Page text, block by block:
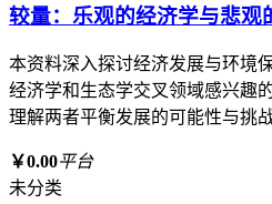
较量：乐观的经济学与悲观
本资料深入探讨经济发展与环境
经济学和生态学交叉领域感兴趣
理解两者平衡发展的可能性与挑
￥0.00平台
未分类